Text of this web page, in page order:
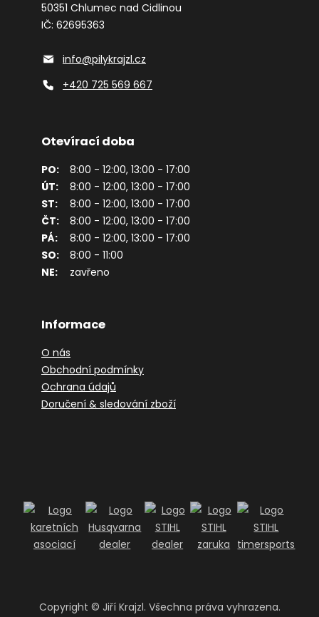
50351 Chlumec nad Cidlinou
IČ: 62695363
info@pilykrajzl.cz
+420 725 569 667
Otevírací doba
PO:
8:00 - 12:00, 13:00 - 17:00
ÚT:
8:00 - 12:00, 13:00 - 17:00
ST:
8:00 - 12:00, 13:00 - 17:00
ČT:
8:00 - 12:00, 13:00 - 17:00
PÁ:
8:00 - 12:00, 13:00 - 17:00
SO:
8:00 - 11:00
NE:
zavřeno
Informace
O nás
Obchodní podmínky
Ochrana údajů
Doručení & sledování zboží
Copyright © Jiří Krajzl. Všechna práva vyhrazena.